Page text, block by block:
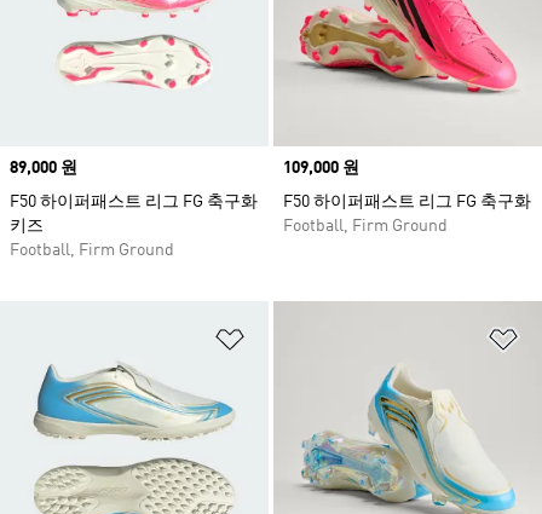
Price
89,000 원
F50 하이퍼패스트 리그 FG 축구화
키즈
Football, Firm Ground
Price
109,000 원
F50 하이퍼패스트 리그 FG 축구화
Football, Firm Ground